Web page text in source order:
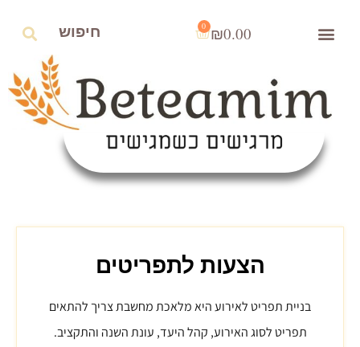
₪0.00
0
הצעות לתפריטים
בניית תפריט לאירוע היא מלאכת מחשבת צריך להתאים
תפריט לסוג האירוע, קהל היעד, עונת השנה והתקציב.